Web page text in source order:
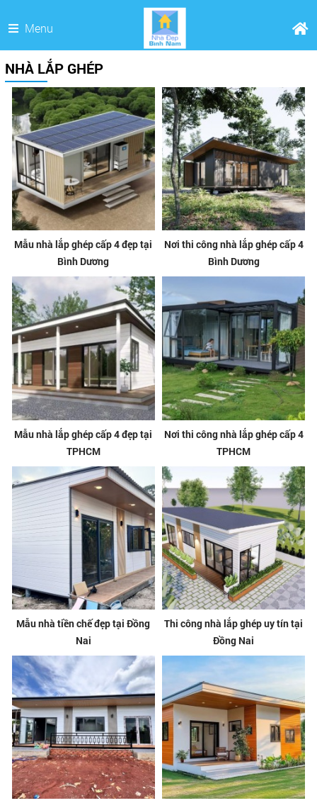
Menu
NHÀ LẮP GHÉP
Mẫu nhà lắp ghép cấp 4 đẹp tại
Bình Dương
Nơi thi công nhà lắp ghép cấp 4
Bình Dương
Mẫu nhà lắp ghép cấp 4 đẹp tại
TPHCM
Nơi thi công nhà lắp ghép cấp 4
TPHCM
Mẫu nhà tiền chế đẹp tại Đồng
Nai
Thi công nhà lắp ghép uy tín tại
Đồng Nai